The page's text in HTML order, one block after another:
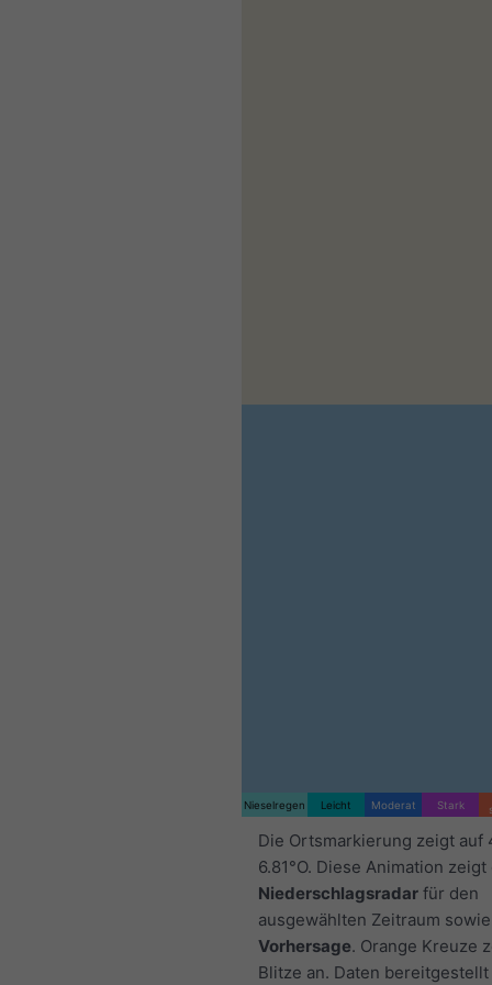
Nieselregen Leicht Moderat Stark
Die Ortsmarkierung zeigt auf
6.81°O. Diese Animation zeigt
Niederschlagsradar für den
ausgewählten Zeitraum
Vorhersage. Orange Kreuze
Blitze an. Daten